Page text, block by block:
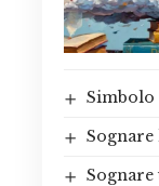
Simbolo
Sognare